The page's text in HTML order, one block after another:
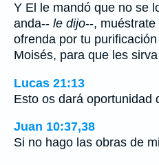
Y El le mandó que no se
anda-- le dijo--,
ofrenda por tu
Moisés, para que les
Lucas 21:13
Esto os dará oportunidad
Juan 10:37,38
Si no hago las obras de